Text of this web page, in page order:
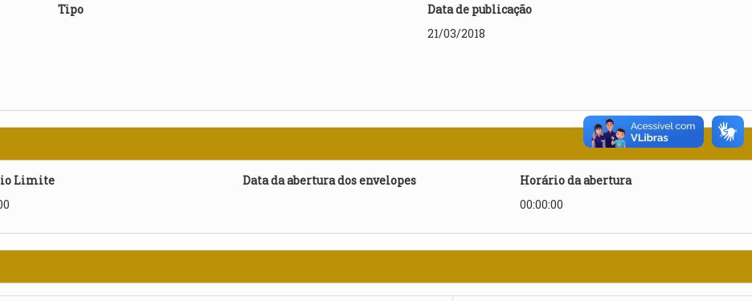
Tipo
Data de publicação
21/03/2018
Limite
Data da abertura dos envelopes
Horário da abertura
00:00:00